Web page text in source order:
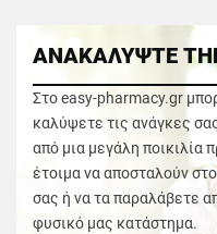
ΑΝΑΚΑΛΥΨΤΕ
Στο easy-pharmacy.gr
καλύψετε τις ανάγκες
από μια μεγάλη ποικιλία
έτοιμα να αποσταλούν
σας ή να τα παραλάβετε
φυσικό μας κατάστημα.